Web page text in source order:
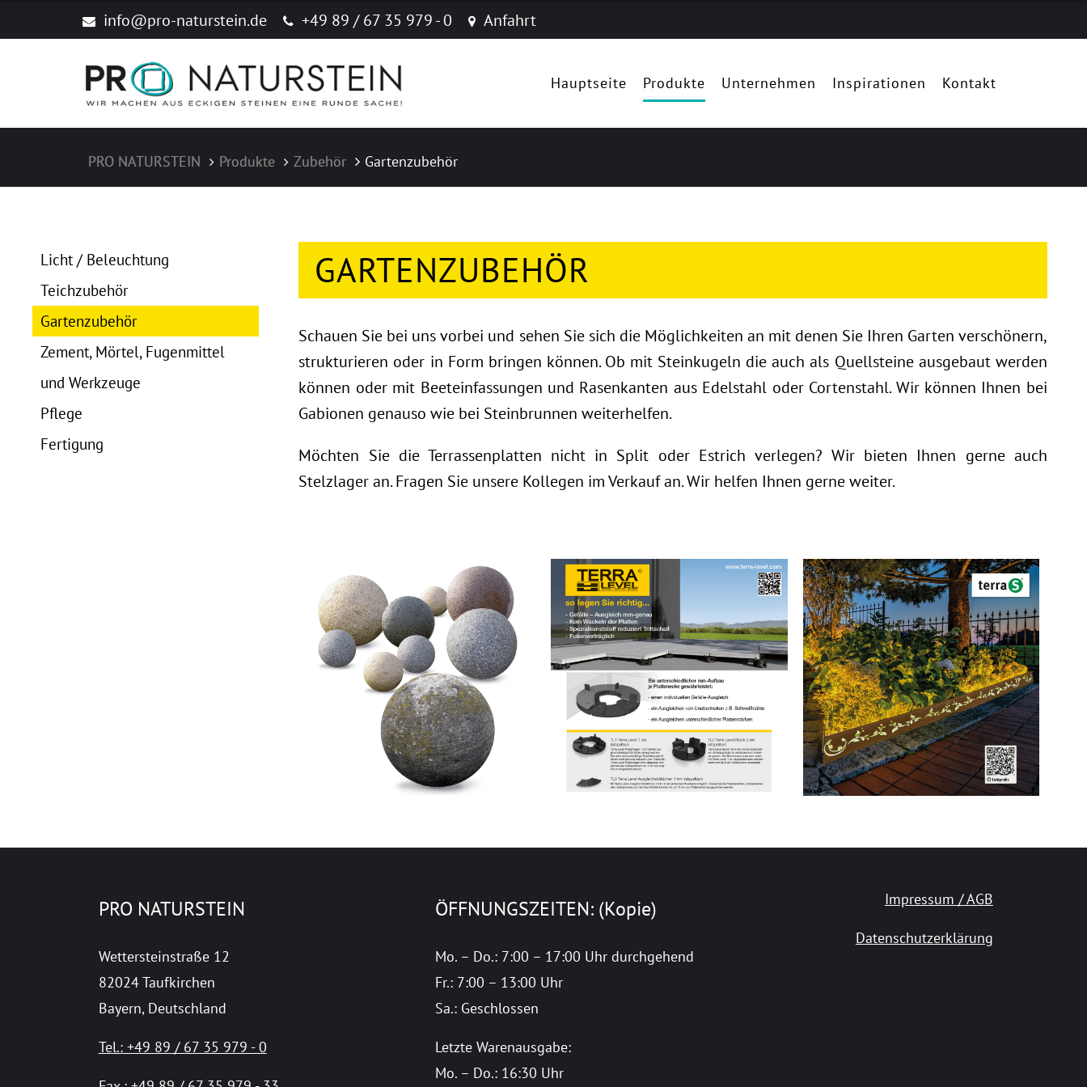
info@pro-naturstein.de +49 89 / 67 35 979 - 0 Anfahrt
Hauptseite Produkte Unternehmen Inspirationen Kontakt
PRO NATURSTEIN Produkte Zubehör Gartenzubehör
GARTENZUBEHÖR
Schauen Sie bei uns vorbei und sehen Sie sich die Möglichkeiten an mit denen Sie Ihren Garten verschönern,
strukturieren oder in Form bringen können. Ob mit Steinkugeln die auch als Quellsteine ausgebaut werden
können oder mit Beeteinfassungen und Rasenkanten aus Edelstahl oder Cortenstahl. Wir können Ihnen bei
Gabionen genauso wie bei Steinbrunnen weiterhelfen.
Möchten Sie die Terrassenplatten nicht in Split oder Estrich verlegen? Wir bieten Ihnen gerne auch
Stelzlager an. Fragen Sie unsere Kollegen im Verkauf an. Wir helfen Ihnen gerne weiter.
Licht / Beleuchtung
Teichzubehör
Gartenzubehör
Zement, Mörtel, Fugenmittel
und Werkzeuge
Pflege
Fertigung
PRO NATURSTEIN
Wettersteinstraße 12
82024 Taufkirchen
Bayern, Deutschland
Tel.: +49 89 / 67 35 979 - 0
ÖFFNUNGSZEITEN: (Kopie)
Mo. – Do.: 7:00 – 17:00 Uhr durchgehend
Fr.: 7:00 – 13:00 Uhr
Sa.: Geschlossen
Letzte Warenausgabe:
Mo. – Do.: 16:30 Uhr
Impressum / AGB
Datenschutzerklärung